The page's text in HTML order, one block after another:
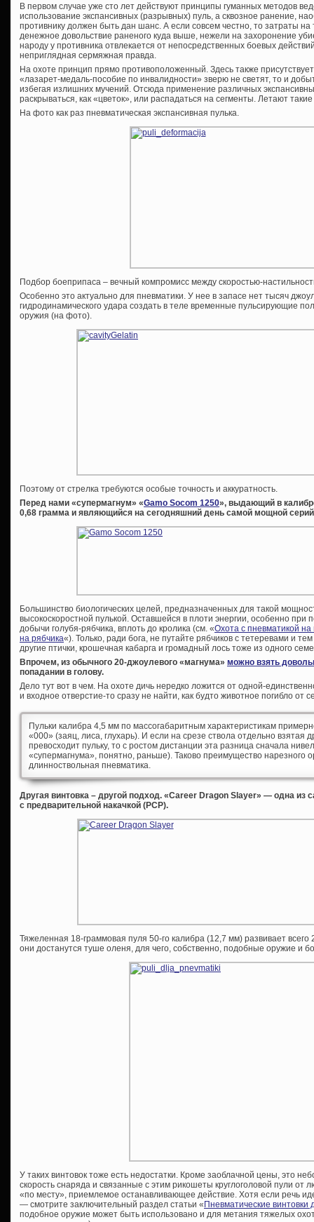
В первом случае уже сто лет действуют принципы гуманных методов
использование экспансивных (разрывных) пуль, а сквозное ранение,
противнику должен быть дан шанс. А если совсем честно, то затраты
денежное довольствие раненого куда выше, нежели на захоронение
народу у противника отвлекается от непосредственных боевых
неприглядная сермяжная правда.
На охоте принцип прямо противоположенный. Здесь также
«лазарет-медаль-пособие по инвалидности» зверю не светят, то и
избегая излишних мучений. Отсюда применение различных
раскрываться, как «цветок», или распадаться на сегменты. Летают
На фото как раз пневматическая экспансивная пулька.
Подбор боеприпаса – вечный компромисс между скоростью-
Особенно это актуально для пневматики. У нее в запасе нет тысяч
гидродинамического удара создать в теле временные пульсирующие
оружия (на фото).
Поэтому от стрелка требуются особые точность и аккуратность.
Перед нами «супермагнум» «Gamo Socom 1250», выдающий в
0,68 грамма и являющийся на сегодняшний день самой мощной
Большинство биологических целей, предназначенных для такой
высокоскоростной пулькой. Оставшейся в плоти энергии, особенно при
добычи голубя-рябчика, вплоть до кролика (см. «Охота с пневматикой на
на рябчика«). Только, ради бога, не путайте рябчиков с тетеревами и
другие птички, крошечная кабарга и громадный лось тоже из одного
Впрочем, из обычного 20-джоулевого «магнума» можно взять
попадании в голову.
Дело тут вот в чем. На охоте дичь нередко ложится от одной-
и входное отверстие-то сразу не найти, как будто животное погибло от
Пульки калибра 4,5 мм по массогабаритным характеристикам
«000» (заяц, лиса, глухарь). И если на срезе ствола отдельно взятая
превосходит пульку, то с ростом дистанции эта разница сначала
«супермагнума», понятно, раньше). Таково преимущество нарезного
длинноствольная пневматика.
Другая винтовка – другой подход. «Career Dragon Slayer» — одна
с предварительной накачкой (PCP).
Тяжеленная 18-граммовая пуля 50-го калибра (12,7 мм) развивает
они достанутся туше оленя, для чего, собственно, подобные оружие и
У таких винтовок тоже есть недостатки. Кроме заоблачной цены, это
скорость снаряда и связанные с этим рикошеты круглоголовой пули от
«по месту», приемлемое останавливающее действие. Хотя если речь
— смотрите заключительный раздел статьи « Пневматические винтовки
подобное оружие может быть использовано и для метания тяжелых